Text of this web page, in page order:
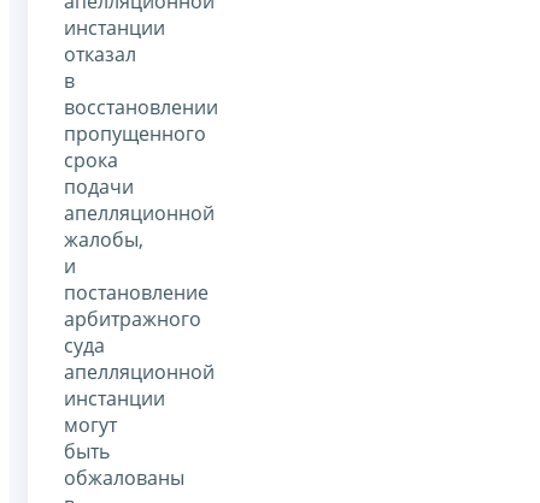
инстанции
отказал
в
восстановлении
пропущенного
срока
подачи
апелляционной
жалобы,
и
постановление
арбитражного
суда
апелляционной
инстанции
могут
быть
обжалованы